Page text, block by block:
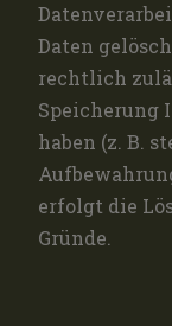
Daten
rechtlich
Speicherung
haben (z. B.
erfolgt die
Gründe.